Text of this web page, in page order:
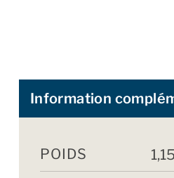
Information
POIDS